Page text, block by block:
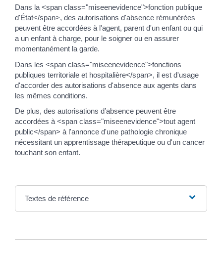
Dans la <span class="miseenevidence">fonction publique
d'État</span>, des autorisations d'absence rémunérées
peuvent être accordées à l'agent, parent d'un enfant ou qui
a un enfant à charge, pour le soigner ou en assurer
momentanément la garde.
Dans les <span class="miseenevidence">fonctions
publiques territoriale et hospitalière</span>, il est d'usage
d'accorder des autorisations d'absence aux agents dans
les mêmes conditions.
De plus, des autorisations d’absence peuvent être
accordées à <span class="miseenevidence">tout agent
public</span> à l'annonce d'une pathologie chronique
nécessitant un apprentissage thérapeutique ou d'un cancer
touchant son enfant.
Textes de référence